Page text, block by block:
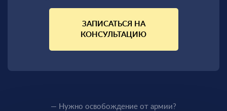
ЗАПИСАТЬСЯ НА
КОНСУЛЬТАЦИЮ
— Нужно освобождение от армии?